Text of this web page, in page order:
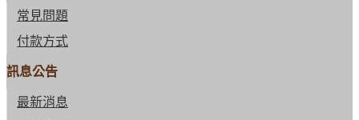
常見問題
付款方式
訊息公告
最新消息